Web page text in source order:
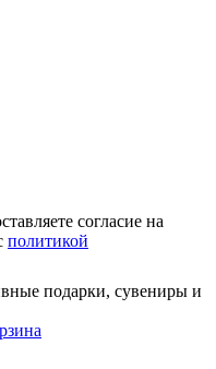
согласие на
политикой
подарки, сувениры и